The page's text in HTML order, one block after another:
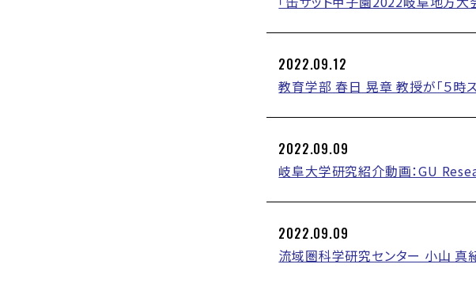
2022.09.12
教育学部 春日 晃章 教授が「５時ス
2022.09.09
岐阜大学研究紹介動画：GU
2022.09.09
流域圏科学研究センター 小山 真紀